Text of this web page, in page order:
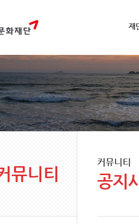
재
뮤니티
커뮤니티
공지